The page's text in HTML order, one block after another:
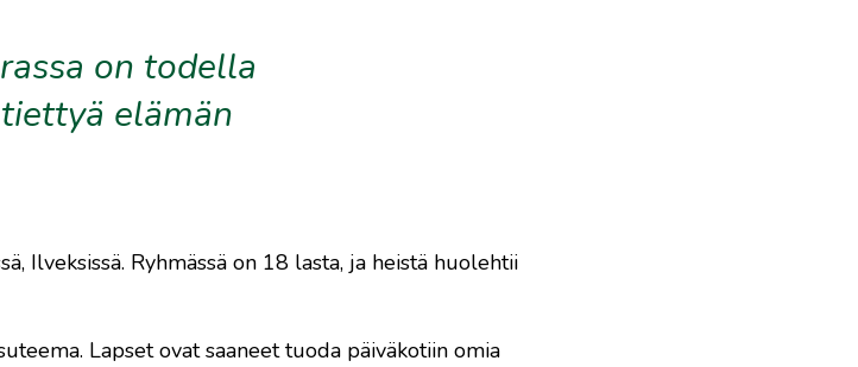
on todella
elämän
Ilveksissä. Ryhmässä on 18 lasta, ja heistä huolehtii
Lapset ovat saaneet tuoda päiväkotiin omia